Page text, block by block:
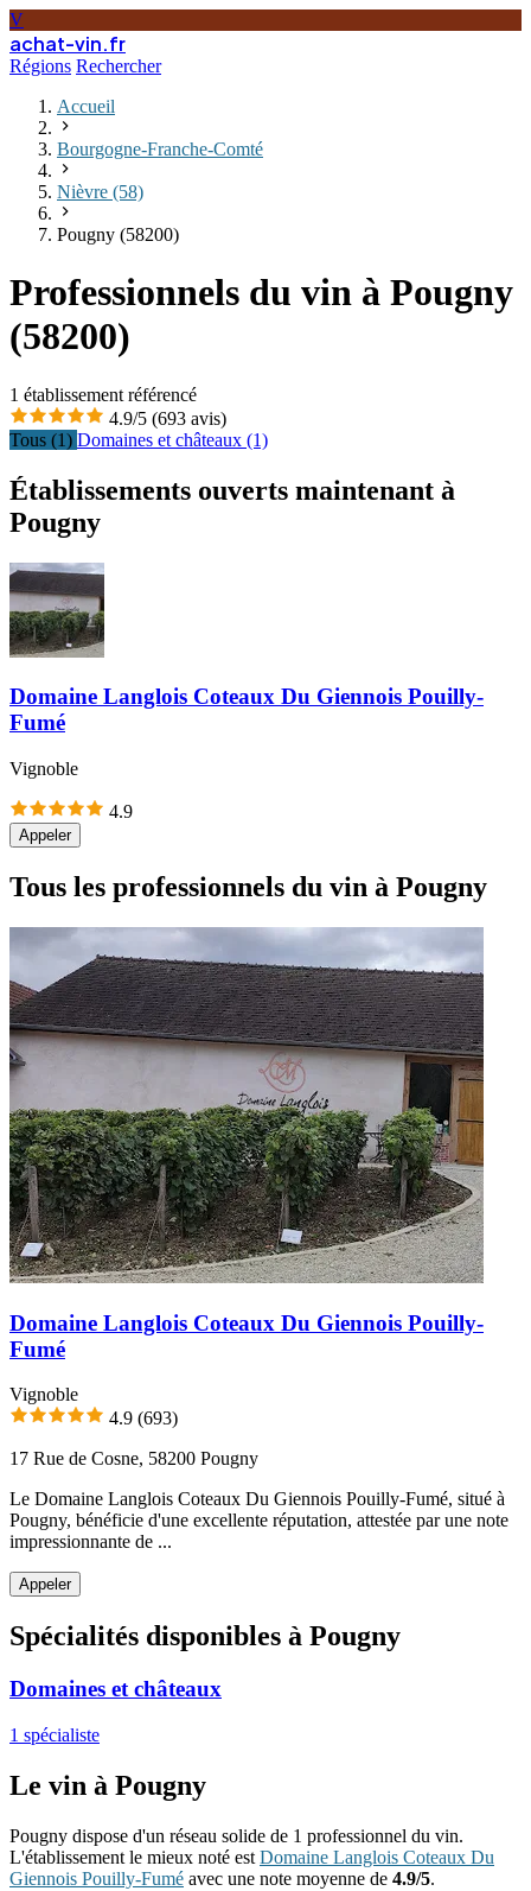
V
achat-vin.fr
Régions Rechercher
Accueil
Bourgogne-Franche-Comté
Nièvre (58)
Pougny (58200)
Professionnels du vin à Pougny
(58200)
1 établissement référencé
4.9/5 (693 avis)
Tous (1) Domaines et châteaux (1)
Établissements ouverts maintenant à
Pougny
Domaine Langlois Coteaux Du Giennois Pouilly-
Fumé
Vignoble
4.9
Appeler
Tous les professionnels du vin à Pougny
Domaine Langlois Coteaux Du Giennois Pouilly-
Fumé
Vignoble
4.9 (693)
17 Rue de Cosne, 58200 Pougny
Le Domaine Langlois Coteaux Du Giennois Pouilly-Fumé, situé à
Pougny, bénéficie d'une excellente réputation, attestée par une note
impressionnante de ...
Appeler
Spécialités disponibles à Pougny
Domaines et châteaux
1 spécialiste
Le vin à Pougny
Pougny dispose d'un réseau solide de 1 professionnel du vin.
L'établissement le mieux noté est Domaine Langlois Coteaux Du
Giennois Pouilly-Fumé avec une note moyenne de 4.9/5.